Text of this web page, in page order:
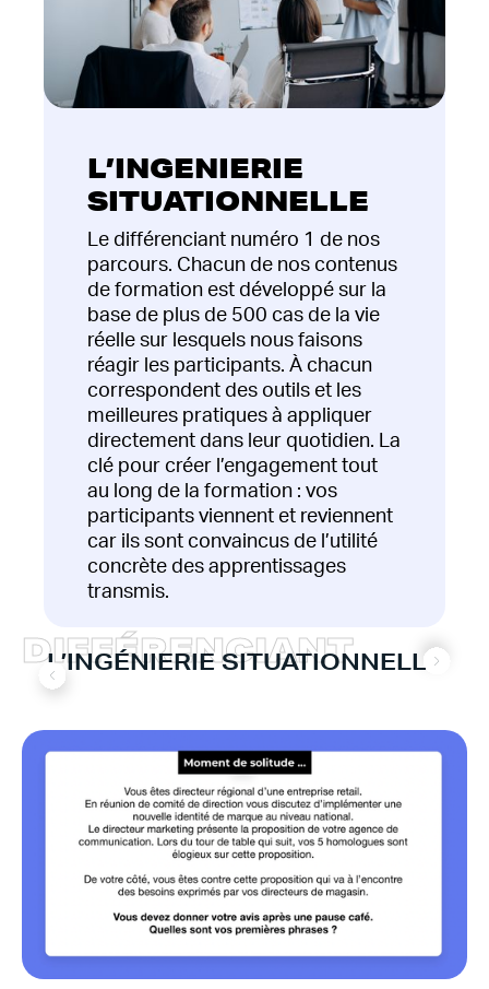
L’INGENIERIE
SITUATIONNELLE
Le différenciant numéro 1 de nos
parcours. Chacun de nos contenus
de formation est développé sur la
base de plus de 500 cas de la vie
réelle sur lesquels nous faisons
réagir les participants. À chacun
correspondent des outils et les
meilleures pratiques à appliquer
directement dans leur quotidien. La
clé pour créer l’engagement tout
au long de la formation : vos
participants viennent et reviennent
car ils sont convaincus de l’utilité
concrète des apprentissages
transmis.
L’INGÉNIERIE SITUATIONNELLE
DIFFÉRENCIANT